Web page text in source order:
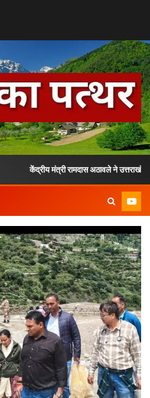
केंद्रीय मंत्री रामदास अठावले ने उत्तराखंड में चल रही